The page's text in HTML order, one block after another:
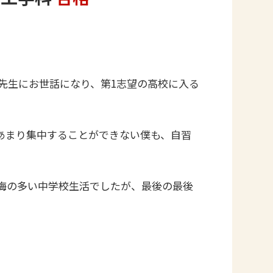
にお世話になり、第1志望の高校に入る
り集中することができない僕も、自習
の多い中学校生活でしたが、最後の最後